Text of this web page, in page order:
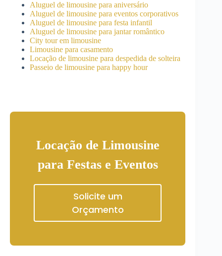
Aluguel de limousine para aniversário
Aluguel de limousine para eventos corporativos
Aluguel de limousine para festa infantil
Aluguel de limousine para jantar romântico
City tour em limousine
Limousine para casamento
Locação de limousine para despedida de solteira
Passeio de limousine para happy hour
Locação de Limousine
para Festas e Eventos
Solicite um
Orçamento